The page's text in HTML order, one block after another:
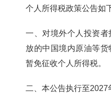
个人所得税政策公告如
一、对境外个人投资
放的中国境内原油等货
暂免征收个人所得税。
二、本公告执行至2027